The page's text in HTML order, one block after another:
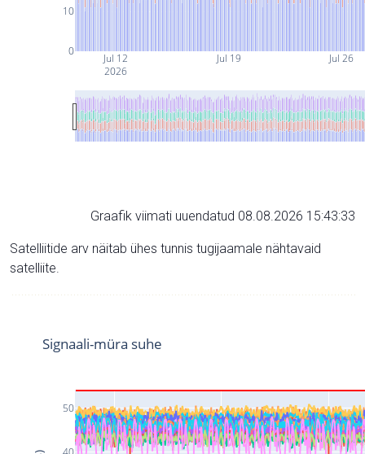
Jul 12
2026
Jul 19 Jul 26
0
10
Graafik viimati uuendatud 08.08.2026 15:43:33
Satelliitide arv näitab ühes tunnis tugijaamale nähtavaid
satelliite.
50
Signaali-müra suhe